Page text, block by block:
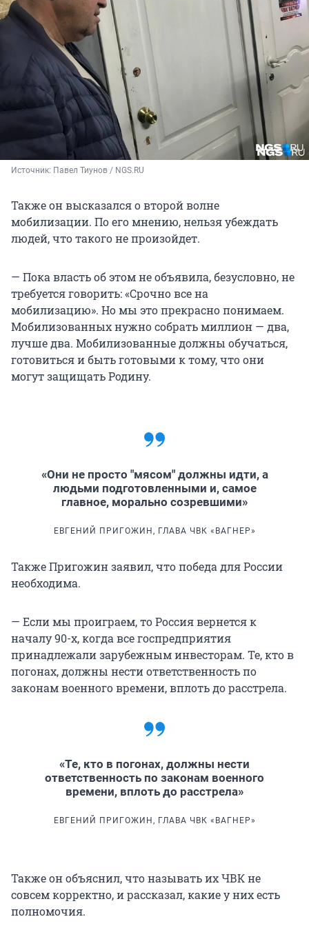
Источник: Павел Тиунов / NGS.RU
Также он высказался о второй волне
мобилизации. По его мнению, нельзя убеждать
людей, что такого не произойдет.
— Пока власть об этом не объявила, безусловно, не
требуется говорить: «Срочно все на
мобилизацию». Но мы это прекрасно понимаем.
Мобилизованных нужно собрать миллион — два,
лучше два. Мобилизованные должны обучаться,
готовиться и быть готовыми к тому, что они
могут защищать Родину.
«Они не просто "мясом" должны идти, а
людьми подготовленными и, самое
главное, морально созревшими»
ЕВГЕНИЙ ПРИГОЖИН, ГЛАВА ЧВК «ВАГНЕР»
Также Пригожин заявил, что победа для России
необходима.
— Если мы проиграем, то Россия вернется к
началу 90-х, когда все госпредприятия
принадлежали зарубежным инвесторам. Те, кто в
погонах, должны нести ответственность по
законам военного времени, вплоть до расстрела.
«Те, кто в погонах, должны нести
ответственность по законам военного
времени, вплоть до расстрела»
ЕВГЕНИЙ ПРИГОЖИН, ГЛАВА ЧВК «ВАГНЕР»
Также он объяснил, что называть их ЧВК не
совсем корректно, и рассказал, какие у них есть
полномочия.